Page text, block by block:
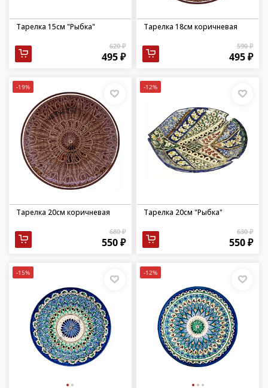
Тарелка 15см "Рыбка"
620 ₽
495 ₽
Тарелка 18см коричневая
590 ₽
495 ₽
-19%
Тарелка 20см коричневая
680 ₽
550 ₽
-12%
Тарелка 20см "Рыбка"
630 ₽
550 ₽
-15% -12%